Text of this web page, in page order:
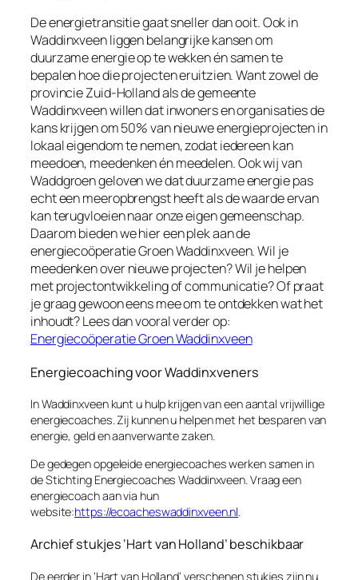
De energietransitie gaat sneller dan ooit. Ook in
Waddinxveen liggen belangrijke kansen om
duurzame energie op te wekken én samen te
bepalen hoe die projecten eruitzien. Want zowel de
provincie Zuid-Holland als de gemeente
Waddinxveen willen dat inwoners en organisaties de
kans krijgen om 50% van nieuwe energieprojecten in
lokaal eigendom te nemen, zodat iedereen kan
meedoen, meedenken én meedelen. Ook wij van
Waddgroen geloven we dat duurzame energie pas
echt een meeropbrengst heeft als de waarde ervan
kan terugvloeien naar onze eigen gemeenschap.
Daarom bieden we hier een plek aan de
energiecoöperatie Groen Waddinxveen. Wil je
meedenken over nieuwe projecten? Wil je helpen
met projectontwikkeling of communicatie? Of praat
je graag gewoon eens mee om te ontdekken wat het
inhoudt? Lees dan vooral verder op:
Energiecoöperatie Groen Waddinxveen
Energiecoaching voor Waddinxveners
In Waddinxveen kunt u hulp krijgen van een aantal vrijwillige
energiecoaches. Zij kunnen u helpen met het besparen van
energie, geld en aanverwante zaken.
De gedegen opgeleide energiecoaches werken samen in
de Stichting Energiecoaches Waddinxveen. Vraag een
energiecoach aan via hun
website:https://ecoacheswaddinxveen.nl
Archief stukjes ‘Hart van Holland’ beschikbaar
De eerder in ‘Hart van Holland’ verschenen stukjes zijn nu